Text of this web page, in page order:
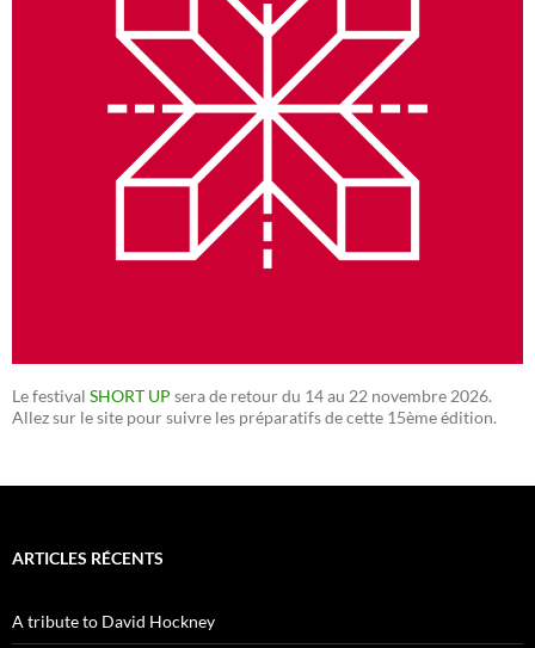
Le festival SHORT UP sera de retour du 14 au 22 novembre 2026.
Allez sur le site pour suivre les préparatifs de cette 15ème édition.
ARTICLES RÉCENTS
A tribute to David Hockney